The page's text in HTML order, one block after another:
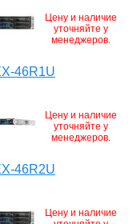
Цену и наличие
уточняйте у
менеджеров.
46R1U
Цену и наличие
уточняйте у
менеджеров.
46R2U
Цену и наличие